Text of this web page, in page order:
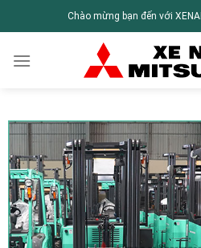
Chào mừng bạn đến với